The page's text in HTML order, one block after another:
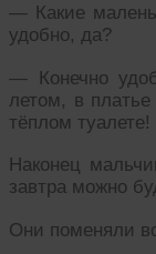
— Какие
удобно, да?
— Конечно
летом, в
тёплом туалете!
Наконец
завтра можно
Они поменяли